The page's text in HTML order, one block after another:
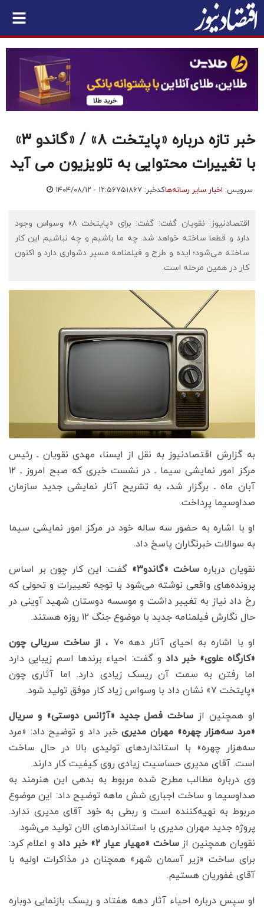
خبر تازه درباره «پایتخت ۸» / «گاندو ۳»
با تغییرات محتوایی به تلویزیون می آید
سرویس: اخبار سایر رسانه‌هاکدخبر: ۷۵۱۸۶۷ ۱۴۰۴/۰۸/۱۲ - ۱۲:۵۶
اقتصادنیوز: نقویان گفت: گفت: برای «پایتخت ۸» وسواس وجود
دارد و قطعا ساخته خواهد شد. چه ما باشیم و چه نباشیم این کار
ساخته می‌شود؛ ایده و طرح و فیلمنامه مسیر دشواری دارد و اکنون
کار در همین مرحله است.
به گزارش اقتصادنیوز به نقل از ایسنا، مهدی نقویان ـ رئیس
مرکز امور نمایشی سیما ـ در نشست خبری که صبح امروز ـ ۱۲
آبان ماه ـ برگزار شد، به تشریح آثار نمایشی جدید سازمان
صداوسیما پرداخت.
او با اشاره به حضور سه ساله خود در مرکز امور نمایشی سیما
به سوالات خبرنگاران پاسخ داد.
نقویان دربارهساخت «گاندو۳»
گفت: این کار چون بر اساس
پرونده‌های واقعی نوشته می‌شود با توجه تعییرات و تحولی که
رخ داد نیاز به تغییر داشت و موسسه دوستان شهید آوینی در
حال نگارش فیلمنامه جدید با موضوع جنگ ۱۲ روزه هستند.
او با اشاره به احیای آثار دهه ۷۰ ،
از ساخت سریالی چون
«کارگاه علوی» خبر داد و گفت: احیاء برندها اسم زیبایی دارد
اما رفتن به سمت آن ریسک زیادی دارد. اما آثاری چون
«پایتخت ۷» نشان داد با وسواس زیاد کار موفق تولید شود.
او همچنین از ساخت فصل جدید «آژانس دوستی» و سریال
«مرد سه‌هزار چهره» مهران مدیریخبر داد و توضیح داد: «مرد
سه‌هزار چهره» با استانداردهای تولیدی بالا در حال ساخت
است. آقای مدیری حساسیت زیادی روی کیفیت کار دارند.
وی درباره مطالب مطرح شده مربوط به بدهی این هنرمند به
صداوسیما و ساخت اجباری شش ماهه توضیح داد: این موضوع
مربوط به تهیه‌کننده است و ربطی به خود آقای مدیری ندارد.
پروژه جدید مهران مدیری با استانداردهای الان تولید می‌شود.
نقویان همچنین از ساخت «مهیار عیار ۲» خبر داد
و اعلام کرد:
برای ساخت «زیر آسمان شهر» همچنان در مذاکرات اولیه با
آقای غفوریان هستیم.
او سپس درباره احیاء آثار دهه هفتاد و ریسک بازنمایی دوباره